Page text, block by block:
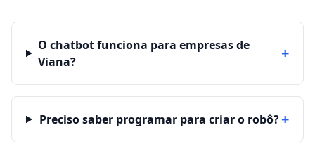
O chatbot funciona para empresas de
Viana?
+
Preciso saber programar para criar o robô?+